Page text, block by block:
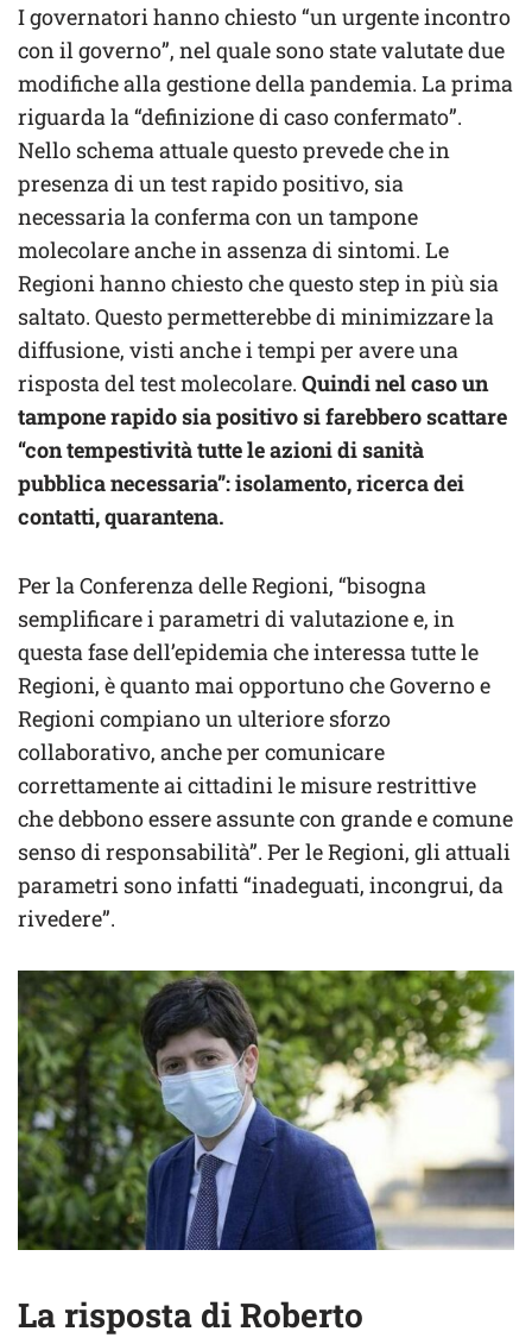
I governatori hanno chiesto “un urgente incontro
con il governo”, nel quale sono state valutate due
modifiche alla gestione della pandemia. La prima
riguarda la “definizione di caso confermato”.
Nello schema attuale questo prevede che in
presenza di un test rapido positivo, sia
necessaria la conferma con un tampone
molecolare anche in assenza di sintomi. Le
Regioni hanno chiesto che questo step in più sia
saltato. Questo permetterebbe di minimizzare la
diffusione, visti anche i tempi per avere una
risposta del test molecolare. Quindi nel caso un
tampone rapido sia positivo si farebbero scattare
“con tempestività tutte le azioni di sanità
pubblica necessaria”: isolamento, ricerca dei
contatti, quarantena.
Per la Conferenza delle Regioni, “bisogna
semplificare i parametri di valutazione e, in
questa fase dell’epidemia che interessa tutte le
Regioni, è quanto mai opportuno che Governo e
Regioni compiano un ulteriore sforzo
collaborativo, anche per comunicare
correttamente ai cittadini le misure restrittive
che debbono essere assunte con grande e comune
senso di responsabilità”. Per le Regioni, gli attuali
parametri sono infatti “inadeguati, incongrui, da
rivedere”.
La risposta di Roberto